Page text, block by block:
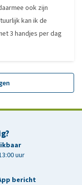
ook zijn
kan ik de
3 handjes per dag
uur
bericht